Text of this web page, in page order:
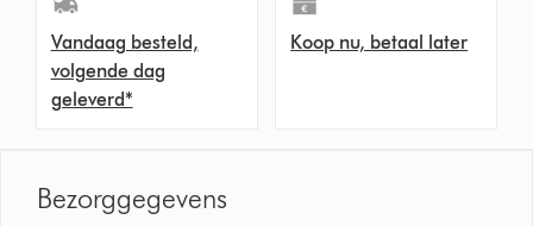
Vandaag besteld,
volgende dag
geleverd*
Koop nu, betaal later
Bezorggegevens